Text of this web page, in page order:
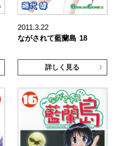
2011.3.22
ながされて藍蘭島 18
詳しく見る